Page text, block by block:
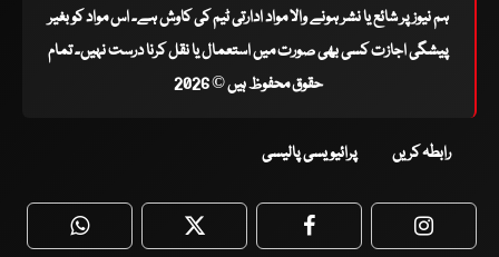
ہم نیوز پر شائع یا نشر ہونے والا مواد ادارتی ٹیم کی کاوش ہے۔ اس مواد کو بغیر
پیشگی اجازت کسی بھی صورت میں استعمال یا نقل کرنا درست نہیں۔ تمام
حقوق محفوظ ہیں © 2026
رابطہ کریں پرائیویسی پالیسی
WhatsApp Twitter Facebook